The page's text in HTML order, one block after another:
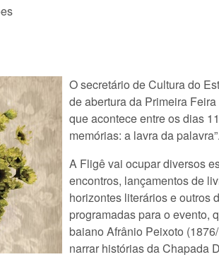
O secretário de Cultura do
de abertura da Primeira
que acontece entre os dias
memórias: a lavra da palavra”.
A Fligê vai ocupar diversos
encontros, lançamentos de
horizontes literários e outros
programadas para o evento,
baiano Afrânio Peixoto
narrar histórias da Chapada